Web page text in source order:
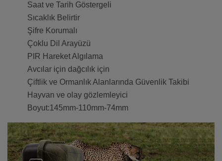
Saat ve Tarih Göstergeli
Sıcaklık Belirtir
Şifre Korumalı
Çoklu Dil Arayüzü
PIR Hareket Algılama
Avcılar için dağcılık için
Çiftlik ve Ormanlık Alanlarında Güvenlik Takibi
Hayvan ve olay gözlemleyici
Boyut:145mm-110mm-74mm